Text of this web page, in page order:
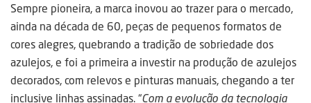
Sempre pioneira, a marca inovou ao trazer para o mercado,
ainda na década de 60, peças de pequenos formatos de
cores alegres, quebrando a tradição de sobriedade dos
azulejos, e foi a primeira a investir na produção de azulejos
decorados, com relevos e pinturas manuais, chegando a ter
inclusive linhas assinadas. “Com a evolução da tecnologia